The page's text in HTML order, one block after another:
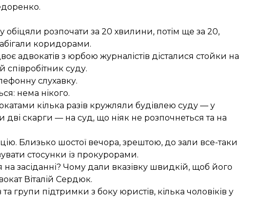
обіцяли розпочати за 20 хвилини, потім ще за 20,
коридорами.
адвокатів з юрбою журналістів дісталися стойки на
суду.
слухавку.
нема нікого.
кілька разів кружляли будівлею суду — у
дві скарги — на суд, що ніяк не розпочнеться та на
Близько шостої вечора, зрештою, до зали все-таки
стосунки із прокурорами.
засіданні? Чому дали вказівку швидкій, щоб його
Віталій Сердюк.
групи підтримки з боку юристів, кілька чоловіків у